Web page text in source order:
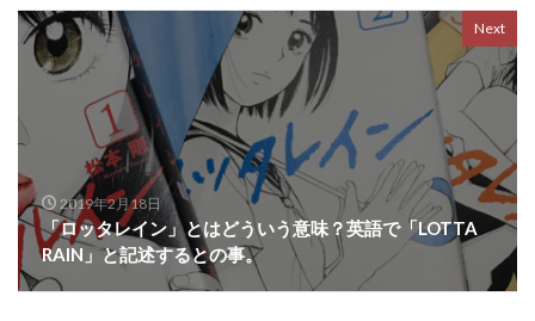
Next
2019年2月18日
「ロッタレイン」とはどういう意味？英語で「LOTTA
RAIN」と記述するとの事。